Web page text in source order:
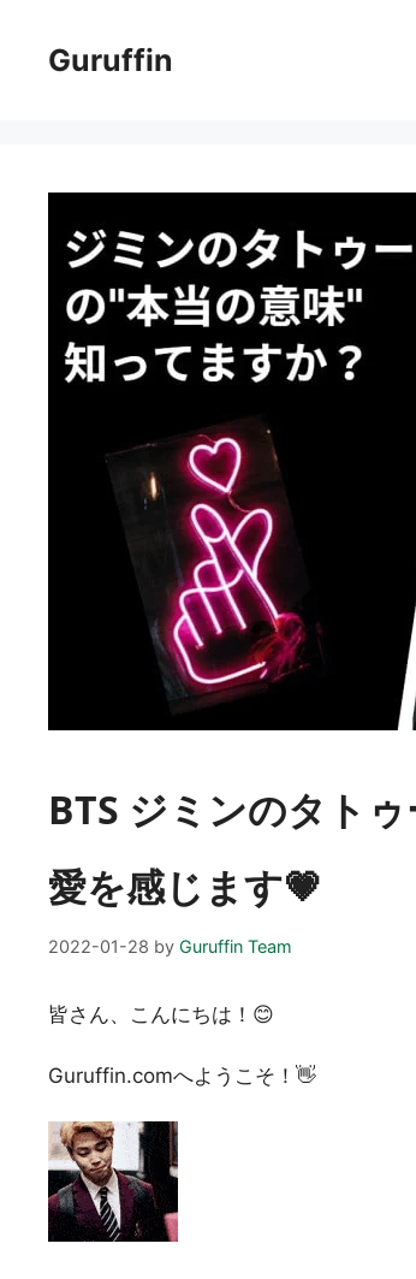
Guruffin
BTS ジミンのタト
愛を感じます💗
2022-01-28 by Guruffin Team
皆さん、こんにちは！😊
Guruffin.comへようこそ！👋